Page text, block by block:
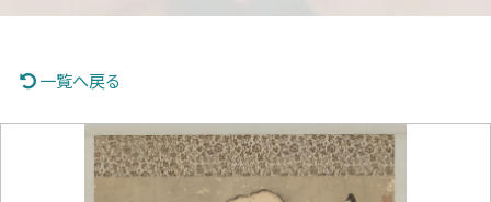
一覧へ戻る